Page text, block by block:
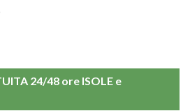
24/48 ore ISOLE e